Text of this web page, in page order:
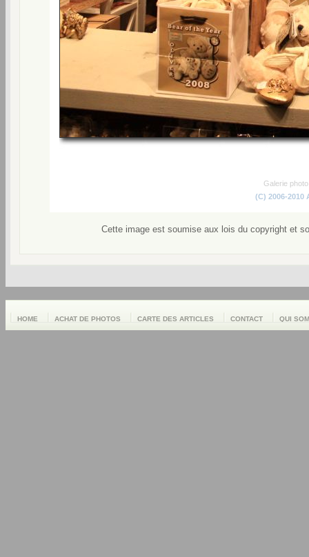
Galerie
(C) 2006-2010
Cette image est soumise aux lois du copyright et
HOME ACHAT DE PHOTOS CARTE DES ARTICLES CONTACT QUI